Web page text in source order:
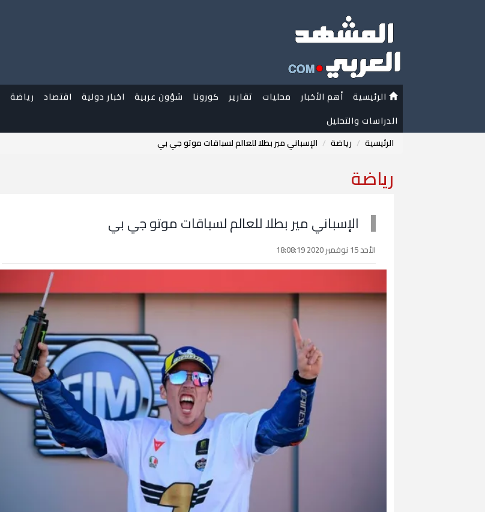
الرئيسية أهم الأخبار محليات تقارير كورونا شؤون عربية اخبار دولية اقتصاد رياضة
الدراسات والتحليل
الرئيسية
رياضة الإسباني مير بطلا للعالم لسباقات موتو جي بي
رياضة
الإسباني مير بطلا للعالم لسباقات موتو جي بي
الأحد 15 نوفمبر 2020 18:08:19